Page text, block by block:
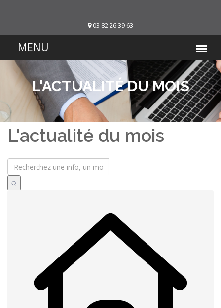
03 82 26 39 63
L'ACTUALITÉ DU MOIS
L'actualité du mois